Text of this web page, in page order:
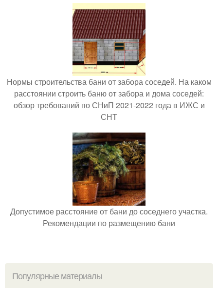
Нормы строительства бани от забора соседей. На каком
расстоянии строить баню от забора и дома соседей:
обзор требований по СНиП 2021-2022 года в ИЖС и
СНТ
Допустимое расстояние от бани до соседнего участка.
Рекомендации по размещению бани
Популярные материалы